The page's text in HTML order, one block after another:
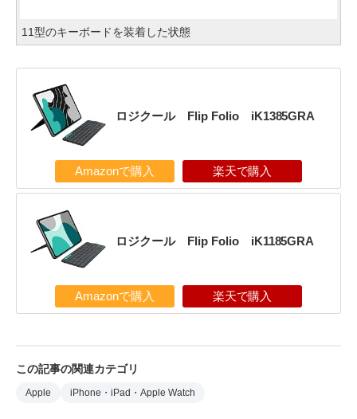
11型のキーボードを装着した状態
ロジクール Flip Folio iK1385GRA
Amazonで購入 楽天で購入
ロジクール Flip Folio iK1185GRA
Amazonで購入 楽天で購入
この記事の関連カテゴリ
Apple iPhone・iPad・Apple Watch